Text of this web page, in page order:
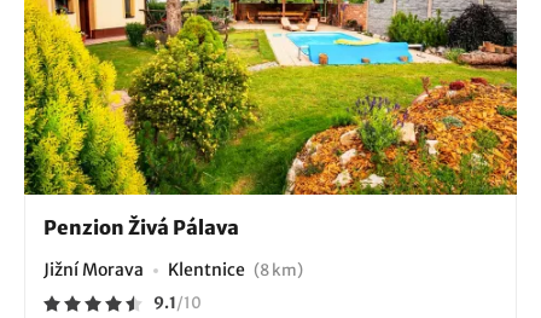
Penzion Živá Pálava
Jižní Morava Klentnice (8 km)
9.1/10